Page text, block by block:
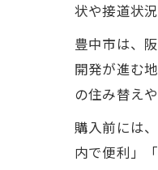
状や接道状
豊中市は、
開発が進む
の住み替え
購入前には
内で便利」